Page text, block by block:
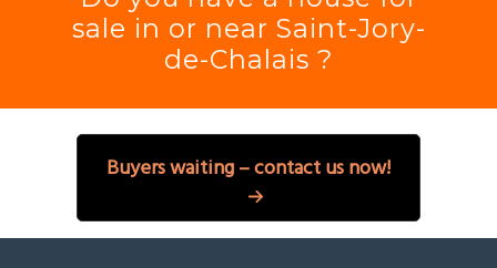
sale in or near Saint-Jory-
de-Chalais ?
Buyers waiting – contact us now!